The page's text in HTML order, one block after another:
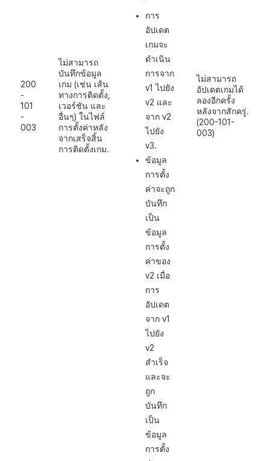
200
-
101
-
003
ไม่สามารถ
บันทึกข้อมูล
เกม (เช่น เส้น
ทางการติดตั้ง,
เวอร์ชัน และ
อื่นๆ) ในไฟล์
การตั้งค่าหลัง
จากเสร็จสิ้น
การติดตั้งเกม.
การ
อัปเดต
เกมจะ
ดำเนิน
การจาก
v1 ไปยัง
v2 และ
จาก v2
ไปยัง
v3.
ข้อมูล
การตั้ง
ค่าจะถูก
บันทึก
เป็น
ข้อมูล
การตั้ง
ค่าของ
v2 เมื่อ
การ
อัปเดต
จาก v1
ไปยัง
v2
สำเร็จ
และจะ
ถูก
บันทึก
เป็น
ข้อมูล
การตั้ง
ไม่สามารถ
อัปเดตเกมได้
ลองอีกครั้ง
หลังจากสักครู่.
(200-101-
003)